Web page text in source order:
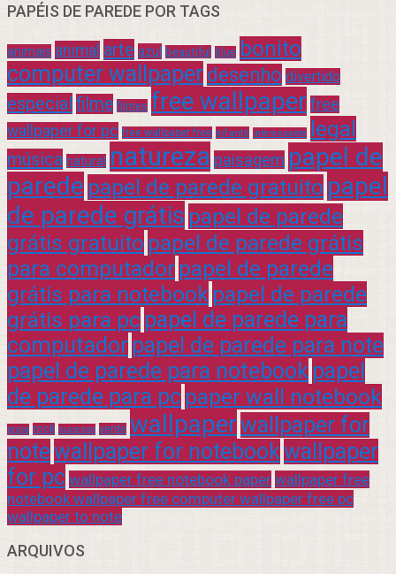
PAPÉIS DE PAREDE POR TAGS
animais animal arte azul beautiful blue bonito
computer wallpaper desenho divertido
especial filme filmes free wallpaper free
wallpaper for pc free wallpaper free infantil interessante legal
música natural natureza paisagem papel de
parede papel de parede gratuito papel
de parede grátis papel de parede
grátis gratuito papel de parede grátis
para computador papel de parede
grátis para notebook papel de parede
grátis para pc papel de parede para
computador papel de parede para note
papel de parede para notebook papel
de parede para pc paper wall notebook
praia rock sucesso verde wallpaperwallpaper for
notewallpaper for notebookwallpaper
for pc wallpaper free notebook paper wallpaper free
notebook wallpaper free computer wallpaper free pc
wallpaper to note
ARQUIVOS